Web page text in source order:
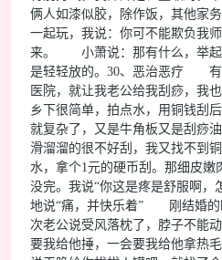
俩人如漆似胶，除作饭，其他
一起玩，我说：你可不能欺负我
来。 小萧说：那有什么，举起
是轻轻放的。30、恶治恶疗 有
医院，就让我老公给我刮痧，
乡下很简单，拍点水，用铜钱刮
就复杂了，又是牛角板又是刮痧
滑溜溜的很不好刮，我又找不到
水，拿个1元的硬币刮。那细皮嫩
没完。我说“你这是疼是舒服啊，
地说“痛，并快乐着” 刚结婚的
次老公说受风落枕了，脖子不能
要我给他捶，一会要我给他拿热